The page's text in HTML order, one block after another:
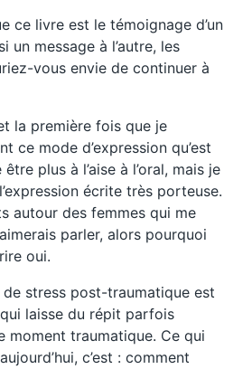
ce livre est le témoignage d’un
un message à l’autre, les
vous envie de continuer à
la première fois que je
ce mode d’expression qu’est
plus à l’aise à l’oral, mais je
écrite très porteuse.
autour des femmes qui me
parler, alors pourquoi
oui.
de stress post-traumatique est
laisse du répit parfois
moment traumatique. Ce qui
c’est : comment